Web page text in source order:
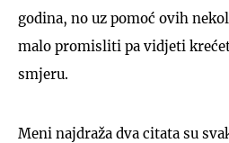
godina, no uz pomoć ovih
malo promisliti pa vidjeti
smjeru.
Meni najdraža dva citata su